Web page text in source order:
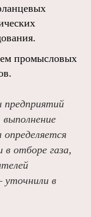
промысловых
предприятий
определяется
отборе газа,
уточнили в